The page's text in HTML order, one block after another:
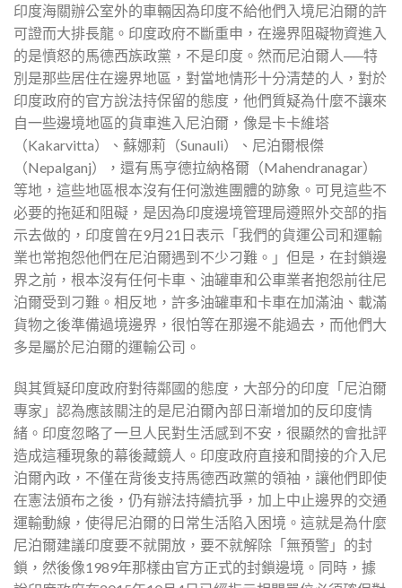
印度海關辦公室外的車輛因為印度不給他們入境尼泊爾的許
可證而大排長龍。印度政府不斷重申，在邊界阻礙物資進入
的是憤怒的馬德西族政黨，不是印度。然而尼泊爾人──特
別是那些居住在邊界地區，對當地情形十分清楚的人，對於
印度政府的官方說法持保留的態度，他們質疑為什麼不讓來
自一些邊境地區的貨車進入尼泊爾，像是卡卡維塔
（Kakarvitta）、蘇娜莉（Sunauli）、尼泊爾根傑
（Nepalganj），還有馬亨德拉納格爾（Mahendranagar）
等地，這些地區根本沒有任何激進團體的跡象。可見這些不
必要的拖延和阻礙，是因為印度邊境管理局遵照外交部的指
示去做的，印度曾在9月21日表示「我們的貨運公司和運輸
業也常抱怨他們在尼泊爾遇到不少刁難。」但是，在封鎖邊
界之前，根本沒有任何卡車、油罐車和公車業者抱怨前往尼
泊爾受到刁難。相反地，許多油罐車和卡車在加滿油、載滿
貨物之後準備過境邊界，很怕等在那邊不能過去，而他們大
多是屬於尼泊爾的運輸公司。
與其質疑印度政府對待鄰國的態度，大部分的印度「尼泊爾
專家」認為應該關注的是尼泊爾內部日漸增加的反印度情
緒。印度忽略了一旦人民對生活感到不安，很顯然的會批評
造成這種現象的幕後藏鏡人。印度政府直接和間接的介入尼
泊爾內政，不僅在背後支持馬德西政黨的領袖，讓他們即使
在憲法頒布之後，仍有辦法持續抗爭，加上中止邊界的交通
運輸動線，使得尼泊爾的日常生活陷入困境。這就是為什麼
尼泊爾建議印度要不就開放，要不就解除「無預警」的封
鎖，然後像1989年那樣由官方正式的封鎖邊境。同時，據